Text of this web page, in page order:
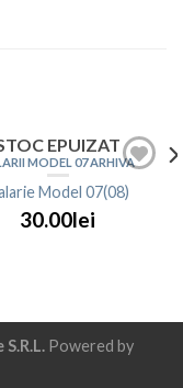
EPUIZAT
MODEL 07 ARHIVA
Model 07(08)
30.00lei
Powered by